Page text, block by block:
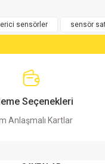
sensörler sensör
Seçenekleri
Anlaşmalı Kartlar